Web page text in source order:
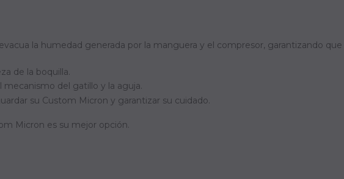
la humedad generada por la manguera y el compresor, garantizando
de la boquilla.
mecanismo del gatillo y la aguja.
su Custom Micron y garantizar su cuidado.
Micron es su mejor opción.